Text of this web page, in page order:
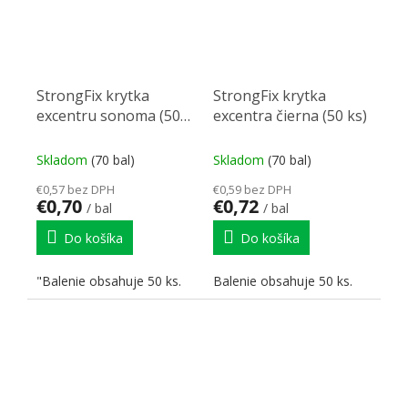
StrongFix krytka
excentru sonoma (50
Skladom (70 bal)
€0,57 bez DPH
€0,70 / bal
Do košíka
"Balenie obsahuje 50 ks.
StrongFix krytka
excentra čierna (50 ks)
Skladom (70 bal)
€0,59 bez DPH
€0,72 / bal
Do košíka
Balenie obsahuje 50 ks.